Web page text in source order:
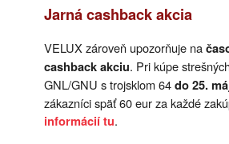
Jarná cashback akcia
VELUX zároveň upozorňuje na
cashback akciu. Pri kúpe
GNL/GNU s trojsklom 64do 25.
zákazníci späť 60 eur za každé
informácií tu.